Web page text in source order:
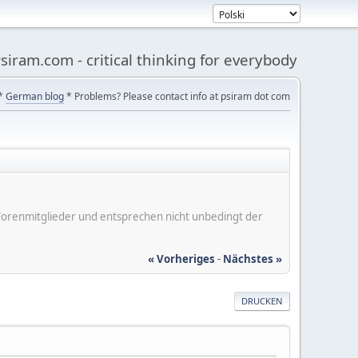
- critical thinking for everybody
German blog* Problems? Please contact info at psiram dot com
und entsprechen nicht unbedingt der
« Vorheriges - Nächstes »
DRUCKEN